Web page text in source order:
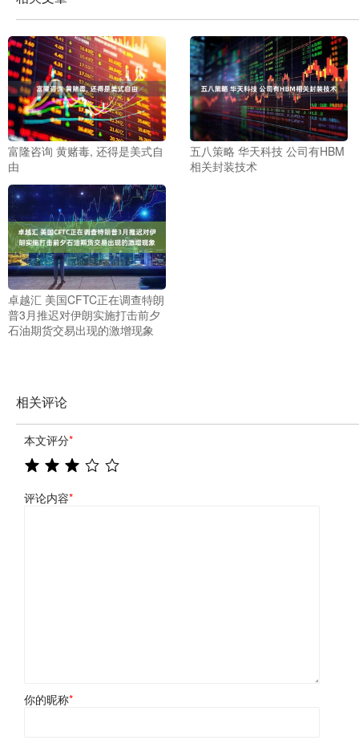
富隆咨询 黄赌毒, 还得是美式自
由
五八策略 华天科技 公司有HBM
相关封装技术
卓越汇 美国CFTC正在调查特朗
普3月推迟对伊朗实施打击前夕
石油期货交易出现的激增现象
相关评论
本文评分*
评论内容*
你的昵称*